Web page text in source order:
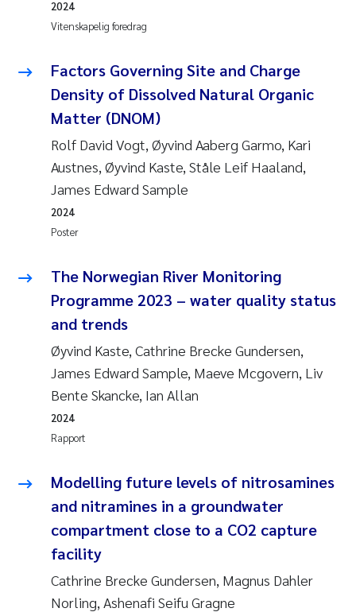
Vitenskapelig foredrag
2024
Factors Governing Site and Charge
Density of Dissolved Natural Organic
Matter (DNOM)
Rolf David Vogt, Øyvind Aaberg Garmo, Kari
Austnes, Øyvind Kaste, Ståle Leif Haaland,
James Edward Sample
Poster
2024
The Norwegian River Monitoring
Programme 2023 – water quality status
and trends
Øyvind Kaste, Cathrine Brecke Gundersen,
James Edward Sample, Maeve Mcgovern, Liv
Bente Skancke, Ian Allan
Rapport
2024
Modelling future levels of nitrosamines
and nitramines in a groundwater
compartment close to a CO2 capture
facility
Cathrine Brecke Gundersen, Magnus Dahler
Norling, Ashenafi Seifu Gragne